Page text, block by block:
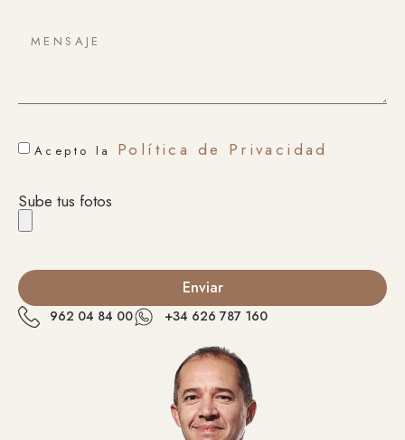
Acepto la Política de Privacidad
Sube tus fotos
Enviar
962 04 84 00 +34 626 787 160